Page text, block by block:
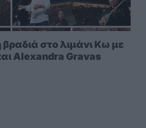
στο λιμάνι Κω με
Alexandra Gravas